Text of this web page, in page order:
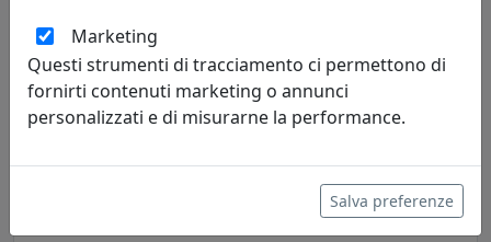
MOBILETTO CONTENITORE TOLINO, RIPIANO COLORE BIANCO,
CATALOGO IPLEX, CODICE I0020608638H
165,00 €
Marketing
Questi strumenti di tracciamento ci permettono di
fornirti contenuti marketing o annunci
personalizzati e di misurarne la performance.
Salva preferenze